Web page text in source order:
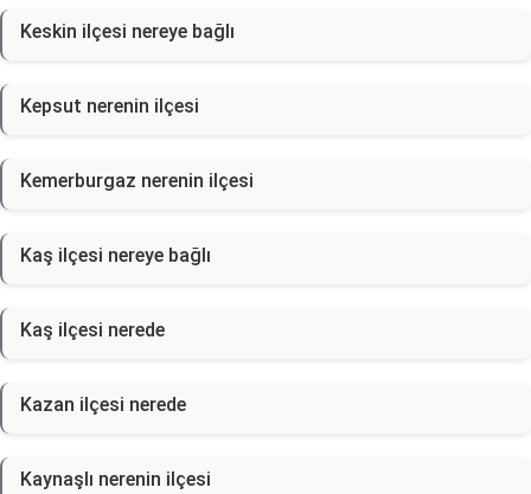
Keskin ilçesi nereye bağlı
Kepsut nerenin ilçesi
Kemerburgaz nerenin ilçesi
Kaş ilçesi nereye bağlı
Kaş ilçesi nerede
Kazan ilçesi nerede
Kaynaşlı nerenin ilçesi